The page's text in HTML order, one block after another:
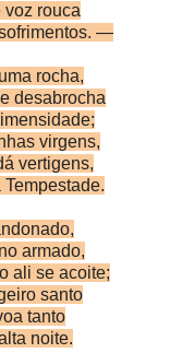
voz rouca
—
rocha,
desabrocha
virgens,
vertigens,
armado,
ali se acoite;
santo
tanto
noite.